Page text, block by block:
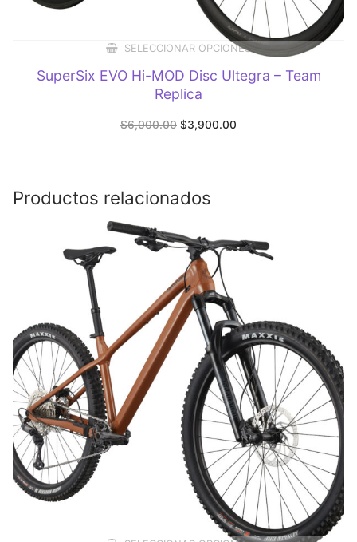
SELECCIONAR OPCIONES
SuperSix EVO Hi-MOD Disc Ultegra – Team
Replica
$6,000.00 price
$3,900.00
Productos relacionados